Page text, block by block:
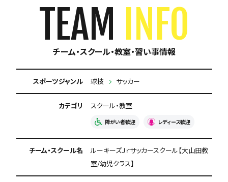
保護者の当番なし
TEAM INFO
チーム・スクール・教室・習い事情報
スポーツジャンル 球技 サッカー
カテゴリ スクール・教室
障がい者歓迎 レディース歓迎
チーム・スクール名
ルーキーズＪｒサッカースクール【大山田教
室/幼児クラス】